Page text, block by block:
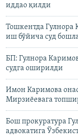
иддао қилди
Тошкентда Гулнора
иш бўйича суд
БП: Гулнора
судга оширилди
Имон Каримова
Мирзиëевага
Бош прокуратура
адвокатига